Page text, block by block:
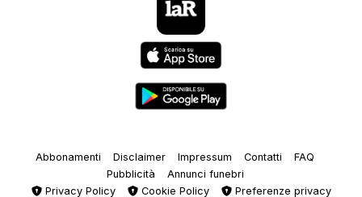
Abbonamenti Disclaimer Impressum Contatti
FAQ
Pubblicità
Annunci funebri
Privacy Policy
Cookie Policy Preferenze privacy